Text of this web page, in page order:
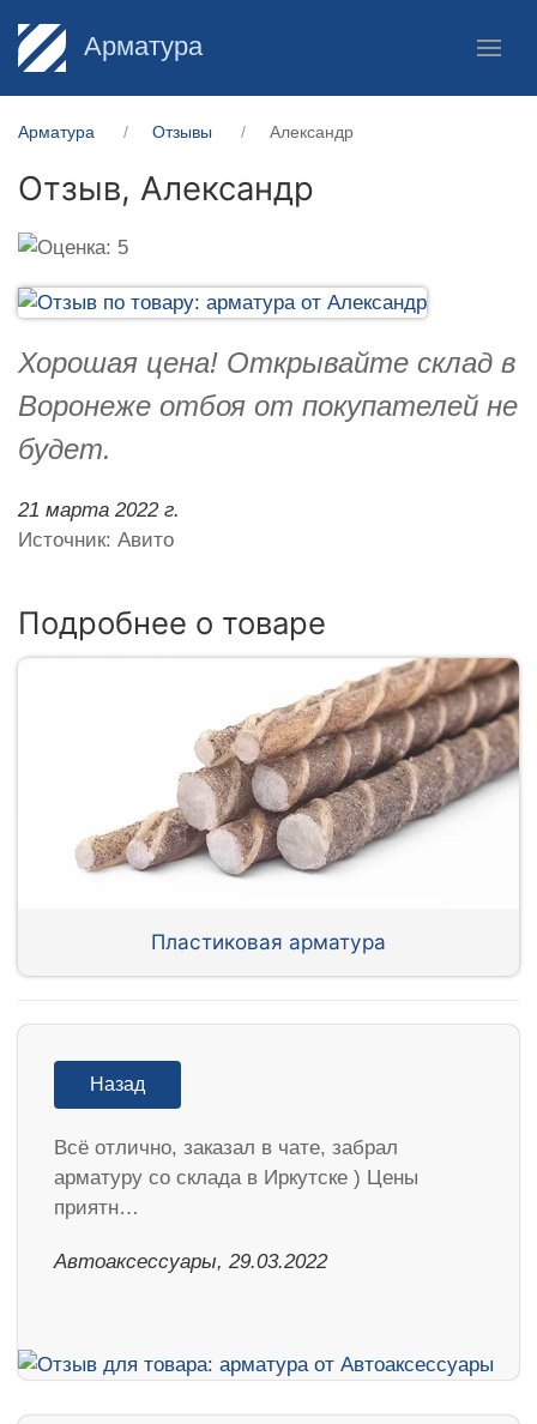
Арматура
Арматура Отзывы Александр
Отзыв, Александр
Хорошая цена! Открывайте склад в
Воронеже отбоя от покупателей не
будет.
21 марта 2022 г.
Источник: Авито
Подробнее о товаре
Пластиковая арматура
Назад
Всё отлично, заказал в чате, забрал
арматуру со склада в Иркутске ) Цены
приятн…
Автоаксессуары, 29.03.2022